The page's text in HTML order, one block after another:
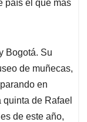
país el que más
Bogotá. Su
de muñecas,
en
de Rafael
de este año,